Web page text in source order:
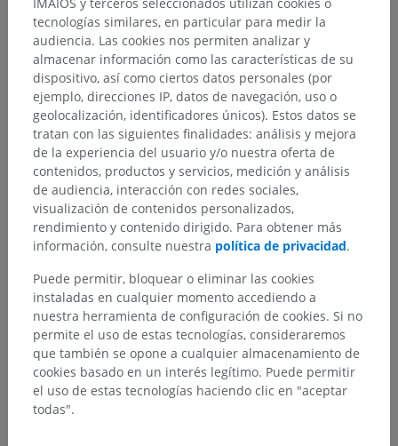
IMAIOS y terceros seleccionados utilizan cookies o
tecnologías similares, en particular para medir la
audiencia. Las cookies nos permiten analizar y
almacenar información como las características de su
dispositivo, así como ciertos datos personales (por
ejemplo, direcciones IP, datos de navegación, uso o
geolocalización, identificadores únicos). Estos datos se
tratan con las siguientes finalidades: análisis y mejora
de la experiencia del usuario y/o nuestra oferta de
contenidos, productos y servicios, medición y análisis
de audiencia, interacción con redes sociales,
visualización de contenidos personalizados,
rendimiento y contenido dirigido. Para obtener más
información, consulte nuestra política de privacidad.
Puede permitir, bloquear o eliminar las cookies
instaladas en cualquier momento accediendo a
nuestra herramienta de configuración de cookies. Si no
permite el uso de estas tecnologías, consideraremos
que también se opone a cualquier almacenamiento de
cookies basado en un interés legítimo. Puede permitir
el uso de estas tecnologías haciendo clic en "aceptar
todas".